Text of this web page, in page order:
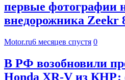
первые фотографии
внедорожника Zeekr
Motor.ru6 месяцев спустя 0
В РФ возобновили
Honda XR-V из КНР: